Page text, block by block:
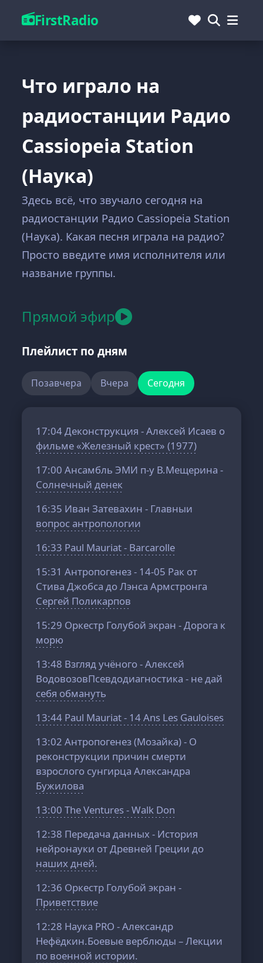
FirstRadio
Что играло на
радиостанции Радио
Cassiopeia Station
(Наука)
Здесь всё, что звучало сегодня на
радиостанции Радио Cassiopeia Station
(Наука). Какая песня играла на радио?
Просто введите имя исполнителя или
название группы.
Прямой эфир
Плейлист по дням
Позавчера Вчера Сегодня
17:04Деконструкция - Алексей Исаев о
фильме «Железный крест» (1977)
17:00 Ансамбль ЭМИ п-у В.Мещерина -
Солнечный денек
16:35 Иван Затевахин - Главныи
вопрос антропологии
16:33 Paul Mauriat - Barcarolle
15:31 Антропогенез - 14-05 Рак от
Стива Джобса до Лэнса Армстронга
Сергей Поликарпов
15:29 Оркестр Голубой экран - Дорога к
морю
13:48 Взгляд учёного - Алексей
ВодовозовПсевдодиагностика - не дай
себя обмануть
13:44 Paul Mauriat - 14 Ans Les Gauloises
13:02 Антропогенез (Мозайка) - О
реконструкции причин смерти
взрослого сунгирца Александра
Бужилова
13:00 The Ventures - Walk Don
12:38 Передача данных - История
нейронауки от Древней Греции до
наших дней.
12:36 Оркестр Голубой экран -
Приветствие
12:28 Наука PRO - Александр
Нефёдкин.Боевые верблюды – Лекции
по военной истории.